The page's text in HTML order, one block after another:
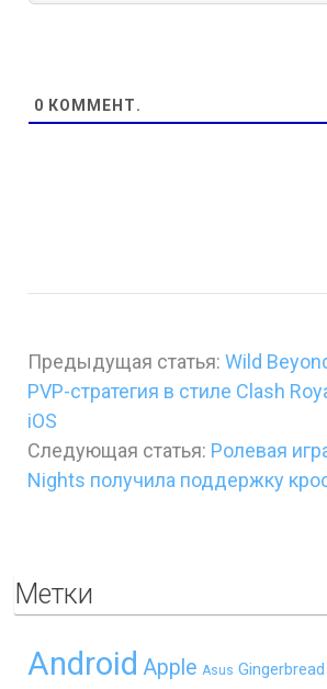
0 КОММЕНТ.
Предыдущая статья: Wild
PVP-стратегия в стиле Clash
iOS
Следующая статья: Ролевая
Nights получила поддержку
Метки
Android Apple Asus Gingerbread